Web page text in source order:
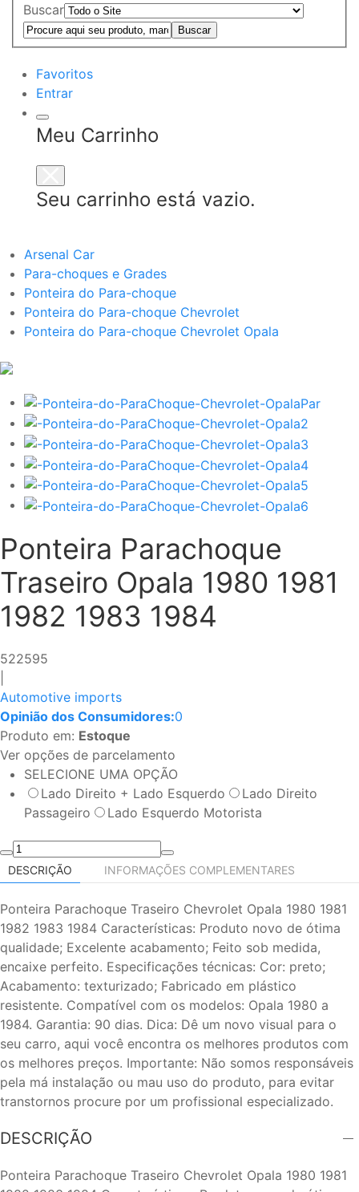
Buscar
Favoritos
Entrar
Meu Carrinho
Seu carrinho está vazio.
Arsenal Car
Para-choques e Grades
Ponteira do Para-choque
Ponteira do Para-choque Chevrolet
Ponteira do Para-choque Chevrolet Opala
Ponteira Parachoque
Traseiro Opala 1980 1981
1982 1983 1984
522595
Automotive imports
Opinião dos Consumidores:0
Produto em: Estoque
Ver opções de parcelamento
SELECIONE UMA OPÇÃO
Lado Direito + Lado Esquerdo
Lado Direito
Passageiro
Lado Esquerdo Motorista
DESCRIÇÃO INFORMAÇÕES COMPLEMENTARES
Ponteira Parachoque Traseiro Chevrolet Opala 1980 1981
1982 1983 1984 Características: Produto novo de ótima
qualidade; Excelente acabamento; Feito sob medida,
encaixe perfeito. Especificações técnicas: Cor: preto;
Acabamento: texturizado; Fabricado em plástico
resistente. Compatível com os modelos: Opala 1980 a
1984. Garantia: 90 dias. Dica: Dê um novo visual para o
seu carro, aqui você encontra os melhores produtos com
os melhores preços. Importante: Não somos responsáveis
pela má instalação ou mau uso do produto, para evitar
transtornos procure por um profissional especializado.
DESCRIÇÃO
Ponteira Parachoque Traseiro Chevrolet Opala 1980 1981